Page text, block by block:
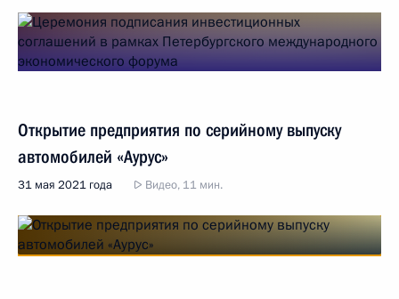
Открытие предприятия по серийному выпуску
автомобилей «Аурус»
31 мая 2021 года Видео, 11 мин.